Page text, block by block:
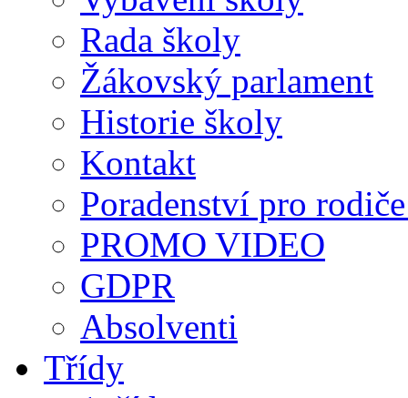
Rada školy
Žákovský parlament
Historie školy
Kontakt
Poradenství pro
PROMO VIDEO
GDPR
Absolventi
Třídy